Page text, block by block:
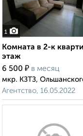
1
Комната в 2-к
этаж
6 500 ₽ в месяц
мкр. КЗТЗ,
Агентство, 16.05.2022